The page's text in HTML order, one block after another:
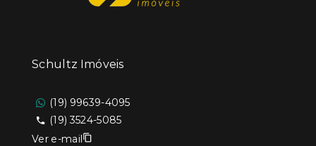
Schultz Imóveis
(19) 99639-4095
(19) 3524-5085
Ver e-mail